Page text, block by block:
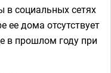
в социальных сетях
ее дома отсутствует
в прошлом году при